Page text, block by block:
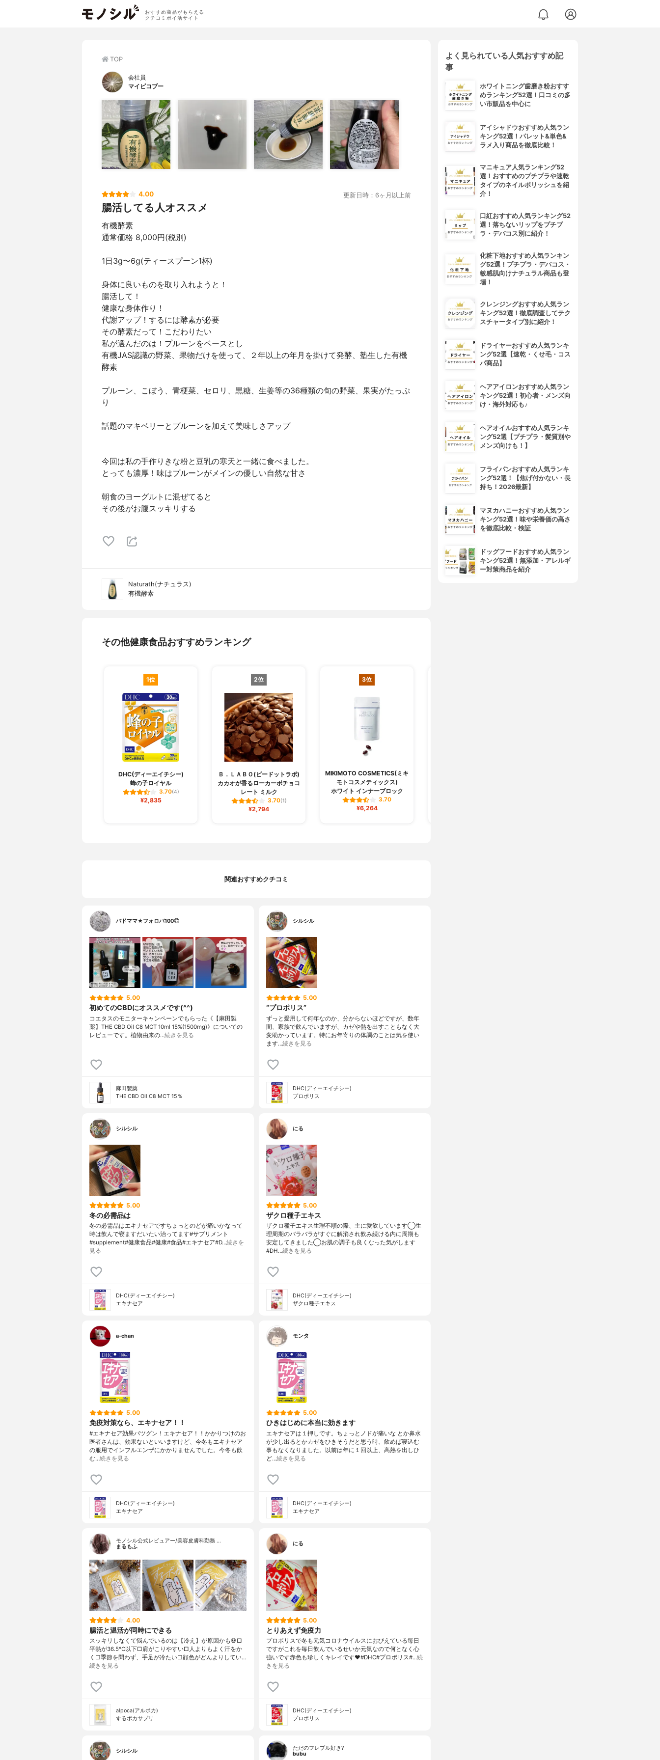
おすすめ商品がもらえる
クチコミポイ活サイト
TOP
会社員
マイピコブー
4.00 更新日時：6ヶ月以上前
腸活してる人オススメ
有機酵素
通常価格 8,000円(税別)
1日3g〜6g(ティースプーン1杯)
身体に良いものを取り入れようと！
腸活して！
健康な身体作り！
代謝アップ！するには酵素が必要
その酵素だって！こだわりたい
私が選んだのは！プルーンをベースとし
有機JAS認識の野菜、果物だけを使って、２年以上の年月を掛けて発酵、塾生した有機
酵素
プルーン、こぼう、青梗菜、セロリ、黒糖、生姜等の36種類の旬の野菜、果実がたっぷ
り
話題のマキベリーとプルーンを加えて美味しさアップ
今回は私の手作りきな粉と豆乳の寒天と一緒に食べました。
とっても濃厚！味はプルーンがメインの優しい自然な甘さ
朝食のヨーグルトに混ぜてると
その後がお腹スッキリする
Naturath(ナチュラス)
有機酵素
その他健康食品おすすめランキング
1位
DHC(ディーエイチシー)
蜂の子ロイヤル
3.70(4)
¥2,835
2位
Ｂ．ＬＡＢＯ(ビードットラボ)
カカオが香るローカーボチョコ
レート ミルク
3.70(1)
¥2,794
3位
MIKIMOTO COSMETICS(ミキ
モトコスメティックス)
ホワイト インナーブロック
3.70
¥6,264
関連おすすめクチコミ
バドママ★フォロバ100◎
5.00
初めてのCBDにオススメです(^^)
コエタスのモニターキャンペーンでもらった《【麻田製
薬】THE CBD Oil C8 MCT 10ml 15%(1500mg)》についての
レビューです。植物由来の…続きを見る
麻田製薬
THE CBD Oil C8 MCT 15％
シルシル
5.00
“プロポリス”
ずっと愛用して何年なのか、分からないほどですが、数年
間、家族で飲んでいますが、カゼや熱を出すこともなく大
変助かっています。特にお年寄りの体調のことは気を使い
ます…続きを見る
DHC(ディーエイチシー)
プロポリス
シルシル
5.00
冬の必需品は
冬の必需品はエキナセアですちょっとのどが痛いかなって
時は飲んで寝ますだいたい治ってます#サプリメント
#supplement#健康食品#健康#食品#エキナセア#D…続きを
見る
DHC(ディーエイチシー)
エキナセア
にる
5.00
ザクロ種子エキス
ザクロ種子エキス生理不順の際、主に愛飲しています◯生
理周期のバラバラがすぐに解消され飲み続ける内に周期も
安定してきました◯お肌の調子も良くなった気がします
#DH…続きを見る
DHC(ディーエイチシー)
ザクロ種子エキス
a-chan
5.00
免疫対策なら、エキナセア！！
#エキナセア効果バツグン！エキナセア！！かかりつけのお
医者さんは、効果ないといいますけど、今冬もエキナセア
の服用でインフルエンザにかかりませんでした。今冬も飲
む…続きを見る
DHC(ディーエイチシー)
エキナセア
モンタ
5.00
ひきはじめに本当に効きます
エキナセアは１押しです。ちょっとノドが痛いな とか鼻水
が少し出るとかカゼをひきそうだと思う時、飲めば寝込む
事もなくなりました。以前は年に１回以上、高熱を出しひ
ど…続きを見る
DHC(ディーエイチシー)
エキナセア
モノシル公式レビュアー/美容皮膚科勤務 …
まるもふ
4.00
腸活と温活が同時にできる
スッキリしなくて悩んでいるのは【冷え】が原因かも💀□
平熱が36.5℃以下□肩がこりやすい□人よりもよく汗をか
く□季節を問わず、手足が冷たい□顔色がどんよりしてい…
続きを見る
alpoca(アルポカ)
するポカサプリ
にる
5.00
とりあえず免疫力
プロポリスで冬も元気コロナウイルスにおびえている毎日
ですがこれを毎日飲んでいるせいか元気なので何となく心
強いです赤色も珍しくキレイです♥️#DHC#プロポリス#…続
きを見る
DHC(ディーエイチシー)
プロポリス
シルシル
ただのフレブル好き?
bubu
よく見られている人気おすすめ記
事
ホワイトニング歯磨き粉おすす
めランキング52選！口コミの多
い市販品を中心に
アイシャドウおすすめ人気ラン
キング52選！パレット&単色&
ラメ入り商品を徹底比較！
マニキュア人気ランキング52
選！おすすめのプチプラや速乾
タイプのネイルポリッシュを紹
介！
口紅おすすめ人気ランキング52
選！落ちないリップをプチプ
ラ・デパコス別に紹介！
化粧下地おすすめ人気ランキン
グ52選！プチプラ・デパコス・
敏感肌向けナチュラル商品も登
場！
クレンジングおすすめ人気ラン
キング52選！徹底調査してテク
スチャータイプ別に紹介！
ドライヤーおすすめ人気ランキ
ング52選【速乾・くせ毛・コス
パ商品】
ヘアアイロンおすすめ人気ラン
キング52選！初心者・メンズ向
け・海外対応も♪
ヘアオイルおすすめ人気ランキ
ング52選【プチプラ・髪質別や
メンズ向けも！】
フライパンおすすめ人気ランキ
ング52選！【焦げ付かない・長
持ち！2026最新】
マヌカハニーおすすめ人気ラン
キング52選！味や栄養価の高さ
を徹底比較・検証
ドッグフードおすすめ人気ラン
キング52選！無添加・アレルギ
ー対策商品を紹介